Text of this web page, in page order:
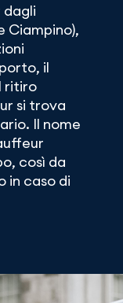
Ciampino),
il
ritiro
si trova
Il nome
così da
in caso di